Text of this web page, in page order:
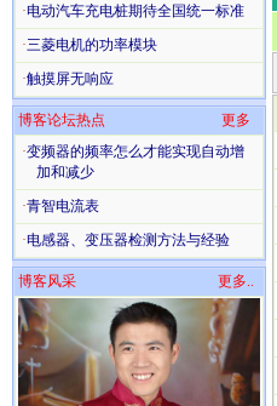
·电动汽车充电桩期待全国统一标准
·三菱电机的功率模块
·触摸屏无响应
博客论坛热点
更多
·变频器的频率怎么才能实现自动增
加和减少
·青智电流表
·电感器、变压器检测方法与经验
博客风采 更多..